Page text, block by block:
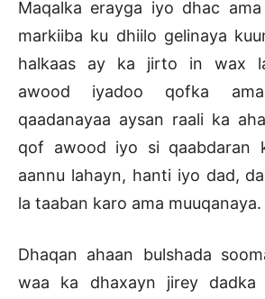
Maqalka erayga iyo dhac
markiiba ku dhiilo gelinaya
halkaas ay ka jirto in wax
awood iyadoo qofka
qaadanayaa aysan raali ka
qof awood iyo si qaabdaran
aannu lahayn, hanti iyo dad,
la taaban karo ama muuqanaya.
Dhaqan ahaan bulshada
waa ka dhaxayn jirey dadka